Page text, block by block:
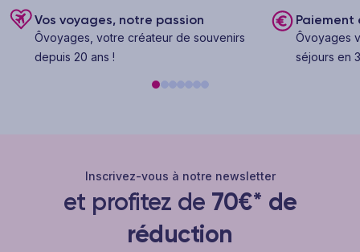
Vos voyages, notre passion
Ôvoyages, votre créateur de souvenirs
depuis 20 ans !
Paiement
Ôvoyages
séjours en
Inscrivez-vous à notre newsletter
et profitez de 70€* de
réduction